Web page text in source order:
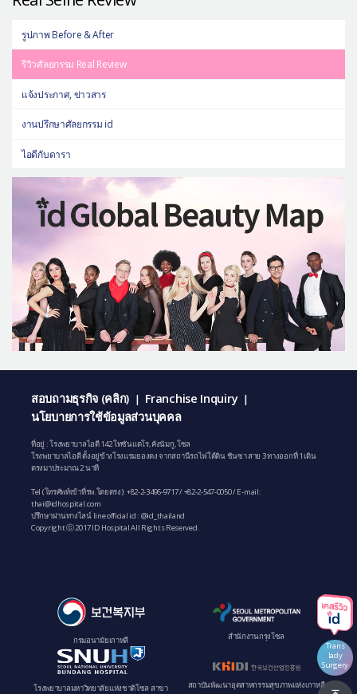
รูปภาพ Before & After
รีวิวศัลยกรรม Real Review
แจ้งประกาศ, ข่าวสาร
งานปรึกษาศัลยกรรม id
ไอดีกับดารา
สอบถามธุรกิจ (คลิก) | Franchise Inquiry |
นโยบายการใช้ข้อมูลส่วนบุคคล
ที่อยู่ : โรงพยาบาลไอดี 142 โทซันแดโร, คังนัมกู, โซล
โรงพยาบาลไอดี ตั้งอยู่ข้างโรงแรมยองดง จากสถานีรถไฟใต้ดิน ชินซา สาย 3 ทางออกที่ 1 เดิน
ตรงมาประมาณ 2 นาที
Tel (โทรศัพท์เข้าที่รพ.โดยตรง): +82-2-3496-9717/+82-2-547-0050/ E-mail:
thai@idhospital.com
ปรึกษาผ่านทางไลน์ line official id : @id_thailand
Copyright ⓒ 2017 ID Hospital All Rights Reserved.
กรมอนามัยเกาหลี สํานักงานกรุงโซล
โรงพยาบาลมหาวิทยาลัยแห่งชาติโซล สาขา สถาบันพัฒนาอุตสาหกรรมสุขภาพแห่งเกาหลี
Trans
lady
Surgery